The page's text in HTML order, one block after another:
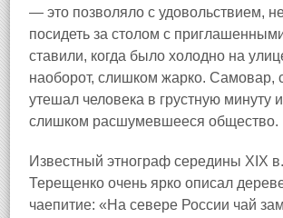
— это позволяло с удовольствием,
посидеть за столом с
ставили, когда было холодно на
наоборот, слишком жарко. Самовар,
утешал человека в грустную минуту
слишком расшумевшееся общество.
Известный этнограф середины XIX
Терещенко очень ярко описал
чаепитие: «На севере России чай